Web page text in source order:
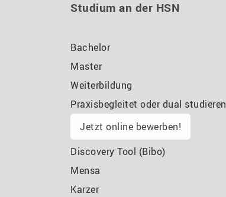
Studium an der HSN
Bachelor
Master
Weiterbildung
Praxisbegleitet oder dual studieren
Jetzt online bewerben!
Discovery Tool (Bibo)
Mensa
Karzer